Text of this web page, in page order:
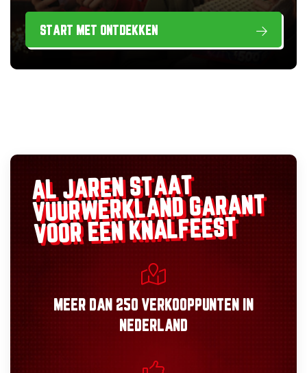
START MET ONTDEKKEN
AL JAREN STAAT
VUURWERKLANDGARANT
VOOR EEN KNALFEEST
MEER DAN 250 VERKOOPPUNTEN
IN
NEDERLAND